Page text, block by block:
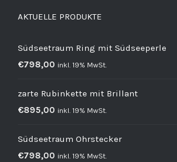
AKTUELLE PRODUKTE
Südseetraum Ring mit Südseeperle
€798,00 inkl. 19% MwSt.
zarte Rubinkette mit Brillant
€895,00 inkl. 19% MwSt.
Südseetraum Ohrstecker
€798,00 inkl. 19% MwSt.